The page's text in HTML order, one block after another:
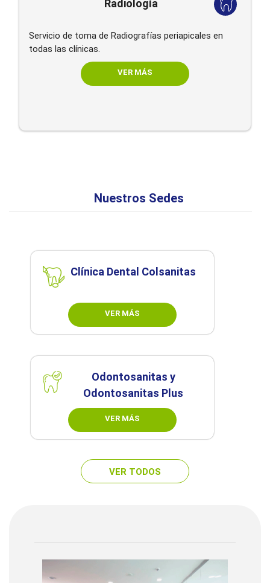
Radiología
Servicio de toma de Radiografías periapicales en
todas las clínicas.
VER MÁS
Nuestros Sedes
Clínica Dental Colsanitas
VER MÁS
Odontosanitas y
Odontosanitas Plus
VER MÁS
VER TODOS